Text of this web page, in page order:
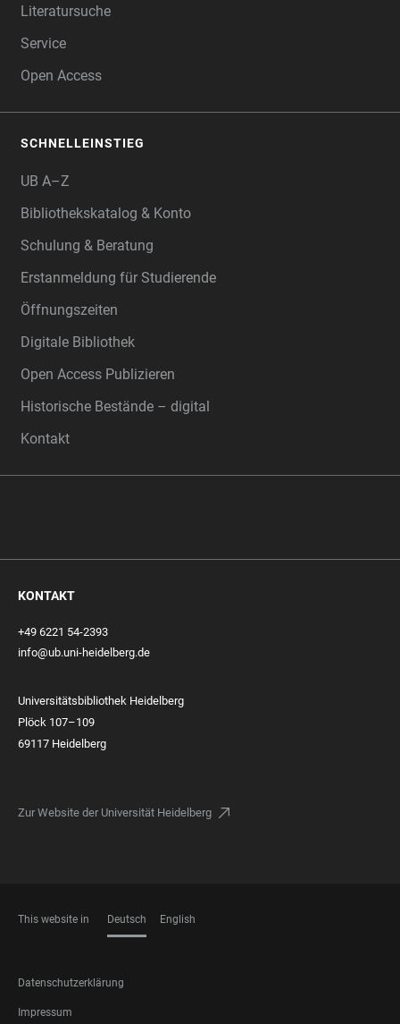
Literatursuche
Service
Open Access
SCHNELLEINSTIEG
UB A–Z
Bibliothekskatalog & Konto
Schulung & Beratung
Erstanmeldung für Studierende
Öffnungszeiten
Digitale Bibliothek
Open Access Publizieren
Historische Bestände – digital
Kontakt
KONTAKT
+49 6221 54-2393
info@ub.uni-heidelberg.de
Universitätsbibliothek Heidelberg
Plöck 107–109
69117 Heidelberg
Zur Website der Universität Heidelberg
This website in Deutsch English
FOOTER
LEGAL
Datenschutzerklärung
Impressum